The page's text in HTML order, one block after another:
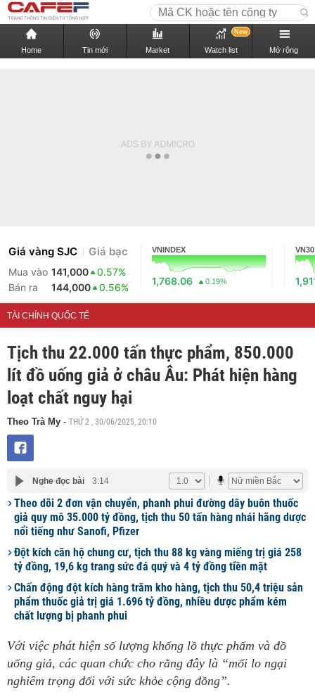
Home Tin mới Market Watch list
New
Mở rộng
Giá vàng SJC Giá bạc
Mua vào 141,000
0.57%
Bán ra
144,000 0.56%
VNINDEX
1,768.06 0.19%
VN30
TÀI CHÍNH QUỐC TẾ
Tịch thu 22.000 tấn thực phẩm, 850.000
lít đồ uống giả ở châu Âu: Phát hiện hàng
loạt chất nguy hại
Theo Trà My - THỨ 2 , 30/06/2025, 20:10
Nghe đọc bài 3:14
Theo dõi 2 đơn vận chuyển, phanh phui đường dây buôn thuốc
giả quy mô 35.000 tỷ đồng, tịch thu 50 tấn hàng nhái hãng dược
nổi tiếng như Sanofi, Pfizer
Đột kích căn hộ chung cư, tịch thu 88 kg vàng miếng trị giá 258
tỷ đồng, 19,6 kg trang sức đá quý và 4 tỷ đồng tiền mặt
Chấn động đột kích hàng trăm kho hàng, tịch thu 50,4 triệu sản
phẩm thuốc giả trị giá 1.696 tỷ đồng, nhiều dược phẩm kém
chất lượng bị phanh phui
Với việc phát hiện số lượng khổng lồ thực phẩm và đồ
uống giả, các quan chức cho rằng đây là “mối lo ngại
nghiêm trọng đối với sức khỏe cộng đồng”.